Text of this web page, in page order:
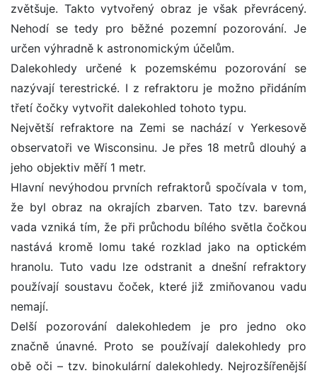
zvětšuje. Takto vytvořený obraz je však převrácený.
Nehodí se tedy pro běžné pozemní pozorování. Je
určen výhradně k astronomickým účelům.
Dalekohledy určené k pozemskému pozorování se
nazývají terestrické. I z refraktoru je možno přidáním
třetí čočky vytvořit dalekohled tohoto typu.
Největší refraktore na Zemi se nachází v Yerkesově
observatoři ve Wisconsinu. Je přes 18 metrů dlouhý a
jeho objektiv měří 1 metr.
Hlavní nevýhodou prvních refraktorů spočívala v tom,
že byl obraz na okrajích zbarven. Tato tzv. barevná
vada vzniká tím, že při průchodu bílého světla čočkou
nastává kromě lomu také rozklad jako na optickém
hranolu. Tuto vadu lze odstranit a dnešní refraktory
používají soustavu čoček, které již zmiňovanou vadu
nemají.
Delší pozorování dalekohledem je pro jedno oko
značně únavné. Proto se používají dalekohledy pro
obě oči – tzv. binokulární dalekohledy. Nejrozšířenější